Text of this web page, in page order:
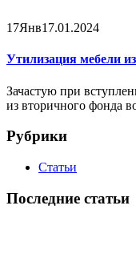
17Янв17.01.2024
Утилизация мебели
Зачастую при
из вторичного фонда
Рубрики
Статьи
Последние статьи